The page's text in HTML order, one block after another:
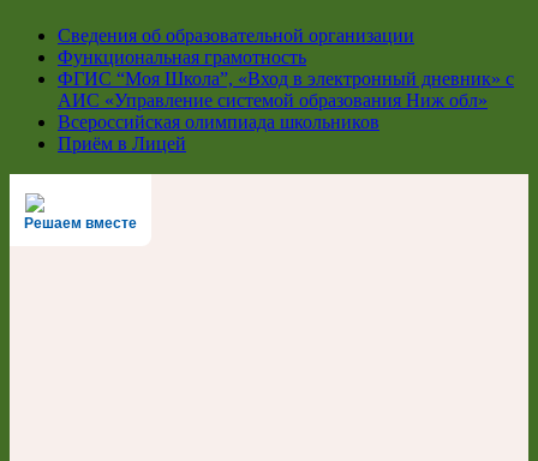
Сведения об образовательной организации
Функциональная грамотность
ФГИС “Моя Школа”, «Вход в электронный дневник» с
АИС «Управление системой образования Ниж обл»
Всероссийская олимпиада школьников
Приём в Лицей
Решаем вместе